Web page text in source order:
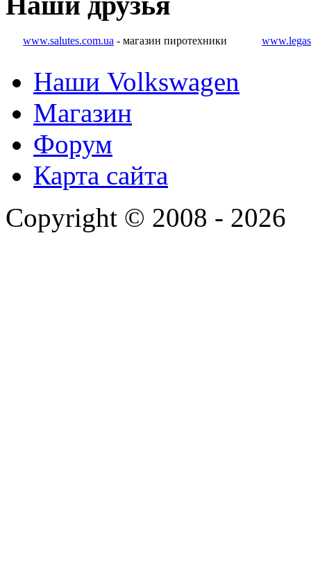
www.salutes.com.ua - магазин пиротехники
Наши Volkswagen
Магазин
Форум
Карта сайта
Copyright © 2008 - 2026